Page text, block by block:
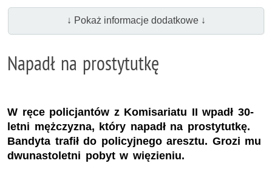
↓ Pokaż informacje dodatkowe ↓
Napadł na prostytutkę
W ręce policjantów z Komisariatu II wpadł 30-
letni mężczyzna, który napadł na prostytutkę.
Bandyta trafił do policyjnego aresztu. Grozi mu
dwunastoletni pobyt w więzieniu.